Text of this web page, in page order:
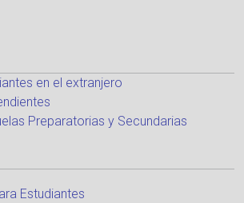
en el extranjero
Preparatorias y Secundarias
Estudiantes